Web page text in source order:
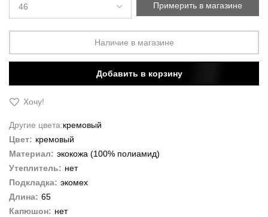
Примерить в магазине
Наличие в магазине
Добавить в корзину
Хочу!
Другие цвета:кремовый
Цвет: кремовый
Материал: экокожа (100% полиамид)
Утеплитель: нет
Подкладка: экомех
Длина: 65
Капюшон: нет